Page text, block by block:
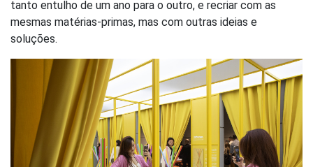
tanto entulho de um ano para o outro, e recriar com as
mesmas matérias-primas, mas com outras ideias e
soluções.